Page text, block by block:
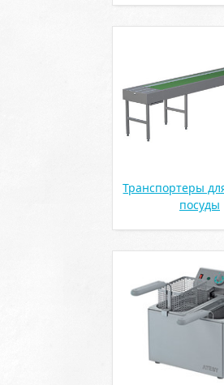
Транспортеры
посуды